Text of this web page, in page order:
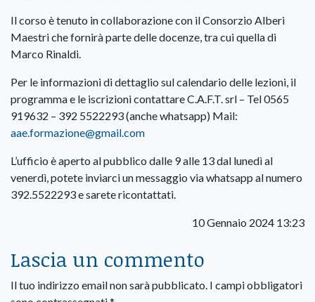
Il corso è tenuto in collaborazione con il Consorzio Alberi
Maestri che fornirà parte delle docenze, tra cui quella di
Marco Rinaldi.
Per le informazioni di dettaglio sul calendario delle lezioni, il
programma e le iscrizioni contattare C.A.F.T. srl – Tel 0565
919632 – 392 5522293 (anche whatsapp) Mail:
aae.formazione@gmail.com
L’ufficio è aperto al pubblico dalle 9 alle 13 dal lunedì al
venerdì, potete inviarci un messaggio via whatsapp al numero
392.5522293 e sarete ricontattati.
10 Gennaio 2024 13:23
Lascia un commento
Il tuo indirizzo email non sarà pubblicato. I campi obbligatori